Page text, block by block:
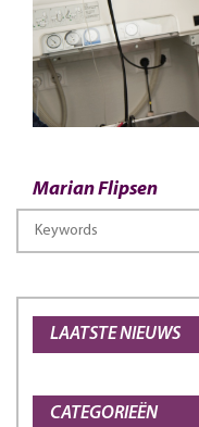
Marian Flipsen
LAATSTE NIEUWS
CATEGORIEËN